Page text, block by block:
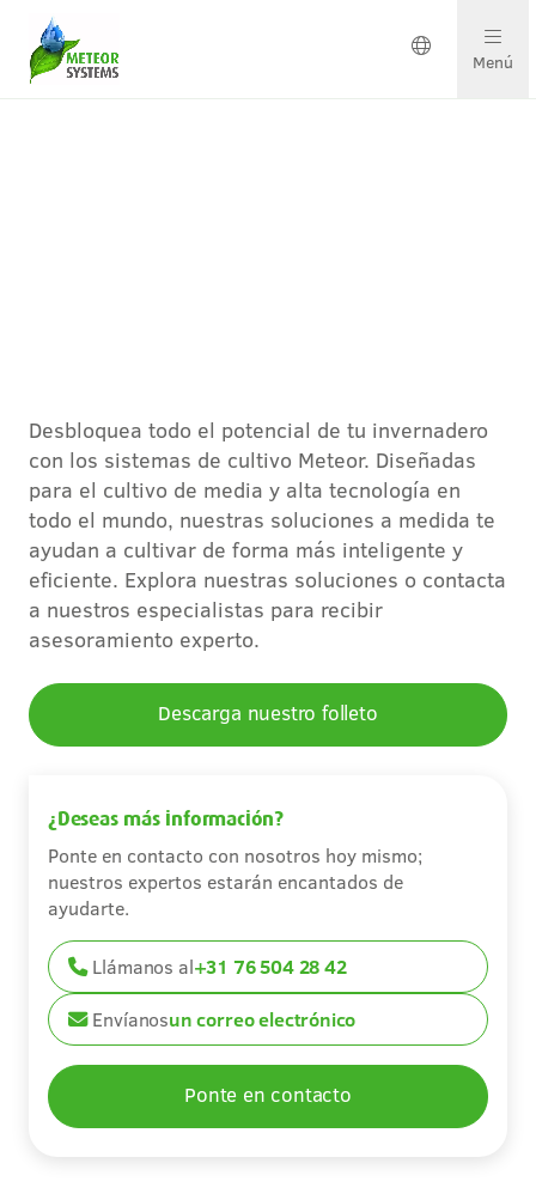
Menú
Nuestro equipo
Proyectos y actualizaciones
Carreras
Contacto
Desbloquea todo el potencial de tu invernadero
con los sistemas de cultivo Meteor. Diseñadas
para el cultivo de media y alta tecnología en
todo el mundo, nuestras soluciones a medida te
ayudan a cultivar de forma más inteligente y
eficiente. Explora nuestras soluciones o contacta
a nuestros especialistas para recibir
asesoramiento experto.
Descarga nuestro folleto
¿Deseas más información?
Ponte en contacto con nosotros hoy mismo;
nuestros expertos estarán encantados de
ayudarte.
Llámanos al+31 76 504 28 42
Envíanosun correo electrónico
Ponte en contacto